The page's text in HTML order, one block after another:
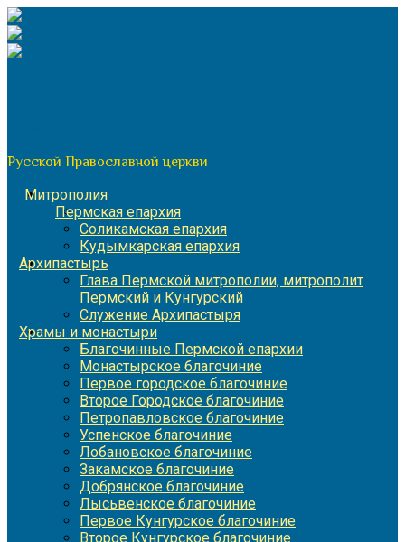
Перейти
к
содержимому
Русской Православной церкви
Митрополия
Пермская епархия
Соликамская епархия
Кудымкарская епархия
Архипастырь
Глава Пермской митрополии, митрополит
Пермский и Кунгурский
Служение Архипастыря
Храмы и монастыри
Благочинные Пермской епархии
Монастырское благочиние
Первое городское благочиние
Второе Городское благочиние
Петропавловское благочиние
Успенское благочиние
Лобановское благочиние
Закамское благочиние
Добрянское благочиние
Лысьвенское благочиние
Первое Кунгурское благочиние
Второе Кунгурское благочиние